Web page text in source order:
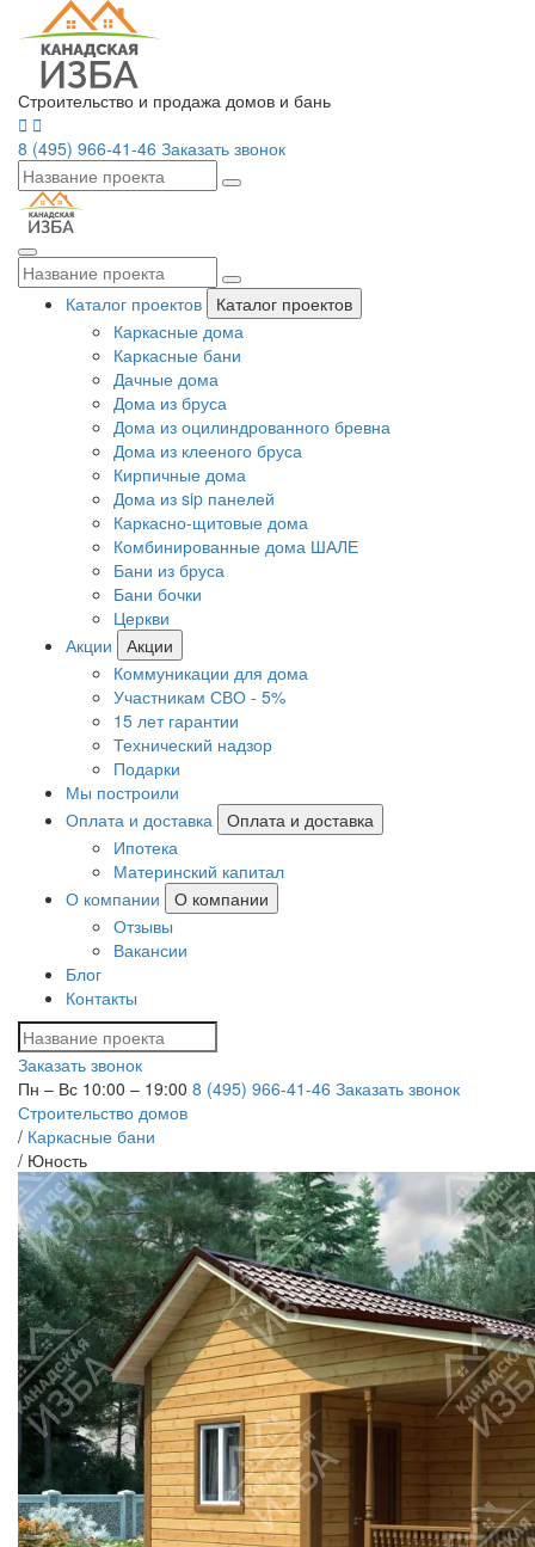
Строительство и продажа домов и бань
8 (495) 966-41-46 Заказать звонок
Каталог проектов
Каталог проектов
Каркасные дома
Каркасные бани
Дачные дома
Дома из бруса
Дома из оцилиндрованного бревна
Дома из клееного бруса
Кирпичные дома
Дома из sip панелей
Каркасно-щитовые дома
Комбинированные дома ШАЛЕ
Бани из бруса
Бани бочки
Церкви
Акции
Акции
Коммуникации для дома
Участникам СВО - 5%
15 лет гарантии
Технический надзор
Подарки
Мы построили
Оплата и доставка
Оплата и доставка
Ипотека
Материнский капитал
О компании
О компании
Отзывы
Вакансии
Блог
Контакты
Заказать звонок
Пн – Вс 10:00 – 19:00 8 (495) 966-41-46 Заказать звонок
Строительство домов
/ Каркасные бани
/ Юность